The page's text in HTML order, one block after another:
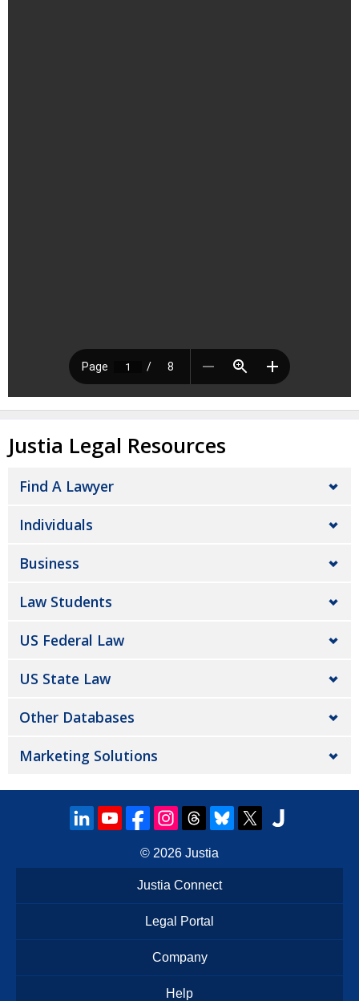
Justia Legal Resources
Find A Lawyer
Individuals
Business
Law Students
US Federal Law
US State Law
Other Databases
Marketing Solutions
© 2026 Justia
Justia Connect
Legal Portal
Company
Help